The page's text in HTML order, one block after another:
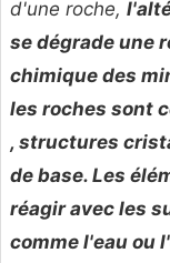
d'une roche,
se dégrade une
chimique des
les roches sont
, structures
de base. Les
réagir avec les
comme l'eau ou